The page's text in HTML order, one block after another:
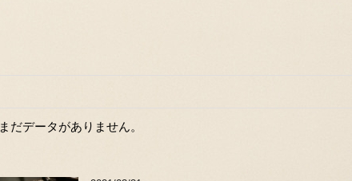
まだデータがありません。